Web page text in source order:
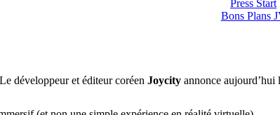
Press Start
Bons Plans
Le développeur et éditeur coréen Joycity annonce aujourd’hui